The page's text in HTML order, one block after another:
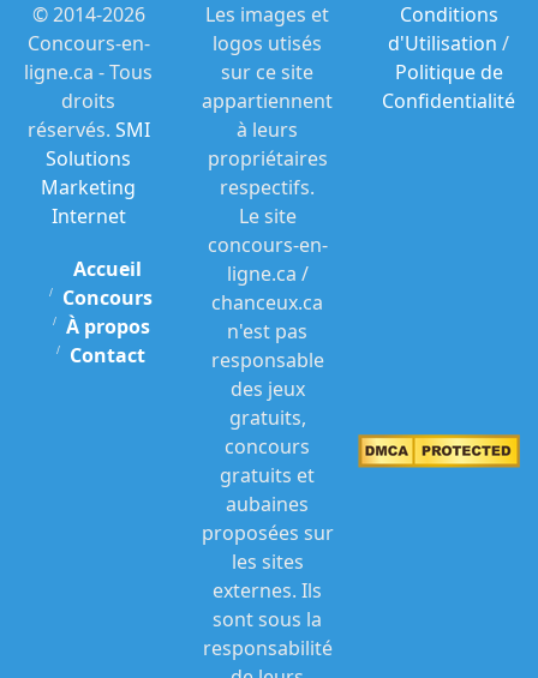
© 2014-2026
Concours-en-
ligne.ca - Tous
droits
réservés. SMI
Solutions
Marketing
Internet
Accueil
Concours
À propos
Contact
Les images et
logos utisés
sur ce site
appartiennent
à leurs
propriétaires
respectifs.
Le site
concours-en-
ligne.ca /
chanceux.ca
n'est pas
responsable
des jeux
gratuits,
concours
gratuits et
aubaines
proposées sur
les sites
externes. Ils
sont sous la
responsabilité
Conditions
d'Utilisation /
Politique de
Confidentialité